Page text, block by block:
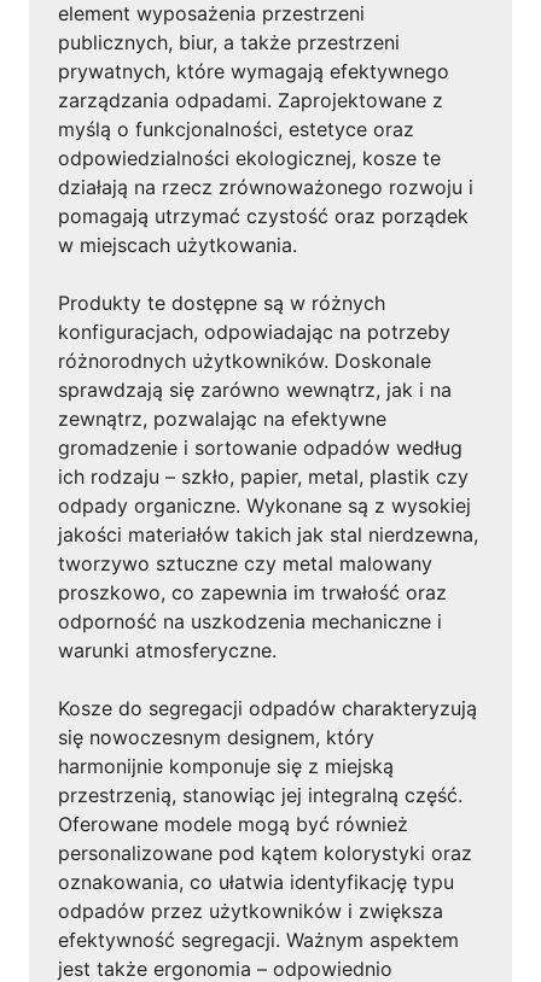
element wyposażenia przestrzeni
publicznych, biur, a także przestrzeni
prywatnych, które wymagają efektywnego
zarządzania odpadami. Zaprojektowane z
myślą o funkcjonalności, estetyce oraz
odpowiedzialności ekologicznej, kosze te
działają na rzecz zrównoważonego rozwoju i
pomagają utrzymać czystość oraz porządek
w miejscach użytkowania.
Produkty te dostępne są w różnych
konfiguracjach, odpowiadając na potrzeby
różnorodnych użytkowników. Doskonale
sprawdzają się zarówno wewnątrz, jak i na
zewnątrz, pozwalając na efektywne
gromadzenie i sortowanie odpadów według
ich rodzaju – szkło, papier, metal, plastik czy
odpady organiczne. Wykonane są z wysokiej
jakości materiałów takich jak stal nierdzewna,
tworzywo sztuczne czy metal malowany
proszkowo, co zapewnia im trwałość oraz
odporność na uszkodzenia mechaniczne i
warunki atmosferyczne.
Kosze do segregacji odpadów charakteryzują
się nowoczesnym designem, który
harmonijnie komponuje się z miejską
przestrzenią, stanowiąc jej integralną część.
Oferowane modele mogą być również
personalizowane pod kątem kolorystyki oraz
oznakowania, co ułatwia identyfikację typu
odpadów przez użytkowników i zwiększa
efektywność segregacji. Ważnym aspektem
jest także ergonomia – odpowiednio